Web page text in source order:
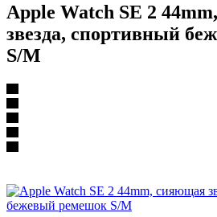
Apple Watch SE 2
звезда, спортивный
S/M